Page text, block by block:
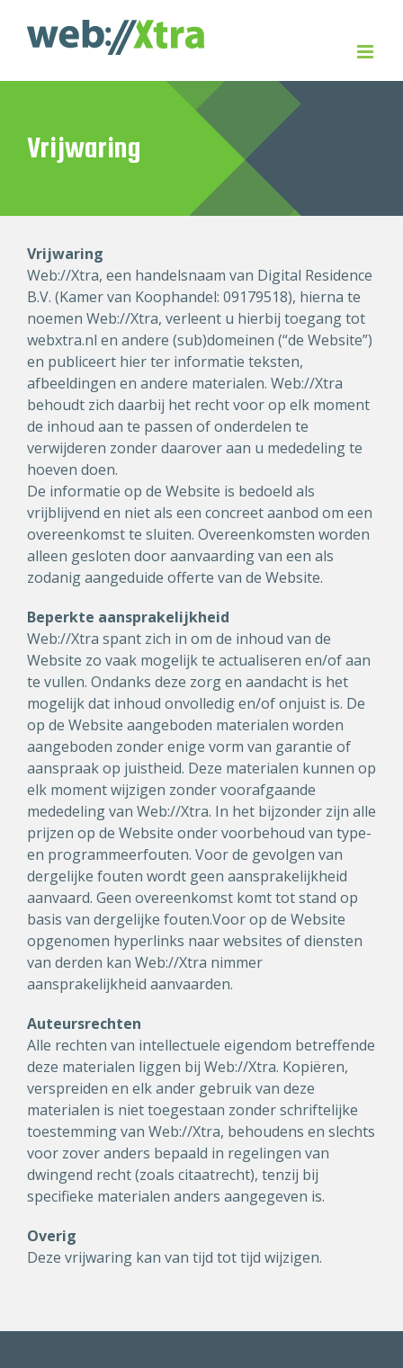
content
Vrijwaring
Vrijwaring
Web://Xtra, een handelsnaam van Digital Residence
B.V. (Kamer van Koophandel: 09179518), hierna te
noemen Web://Xtra, verleent u hierbij toegang tot
webxtra.nl en andere (sub)domeinen (“de Website”)
en publiceert hier ter informatie teksten,
afbeeldingen en andere materialen. Web://Xtra
behoudt zich daarbij het recht voor op elk moment
de inhoud aan te passen of onderdelen te
verwijderen zonder daarover aan u mededeling te
hoeven doen.
De informatie op de Website is bedoeld als
vrijblijvend en niet als een concreet aanbod om een
overeenkomst te sluiten. Overeenkomsten worden
alleen gesloten door aanvaarding van een als
zodanig aangeduide offerte van de Website.
Beperkte aansprakelijkheid
Web://Xtra spant zich in om de inhoud van de
Website zo vaak mogelijk te actualiseren en/of aan
te vullen. Ondanks deze zorg en aandacht is het
mogelijk dat inhoud onvolledig en/of onjuist is. De
op de Website aangeboden materialen worden
aangeboden zonder enige vorm van garantie of
aanspraak op juistheid. Deze materialen kunnen op
elk moment wijzigen zonder voorafgaande
mededeling van Web://Xtra. In het bijzonder zijn alle
prijzen op de Website onder voorbehoud van type-
en programmeerfouten. Voor de gevolgen van
dergelijke fouten wordt geen aansprakelijkheid
aanvaard. Geen overeenkomst komt tot stand op
basis van dergelijke fouten.Voor op de Website
opgenomen hyperlinks naar websites of diensten
van derden kan Web://Xtra nimmer
aansprakelijkheid aanvaarden.
Auteursrechten
Alle rechten van intellectuele eigendom betreffende
deze materialen liggen bij Web://Xtra. Kopiëren,
verspreiden en elk ander gebruik van deze
materialen is niet toegestaan zonder schriftelijke
toestemming van Web://Xtra, behoudens en slechts
voor zover anders bepaald in regelingen van
dwingend recht (zoals citaatrecht), tenzij bij
specifieke materialen anders aangegeven is.
Overig
Deze vrijwaring kan van tijd tot tijd wijzigen.